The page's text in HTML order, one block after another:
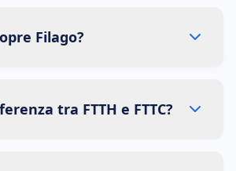
Filago?
tra FTTH e FTTC?